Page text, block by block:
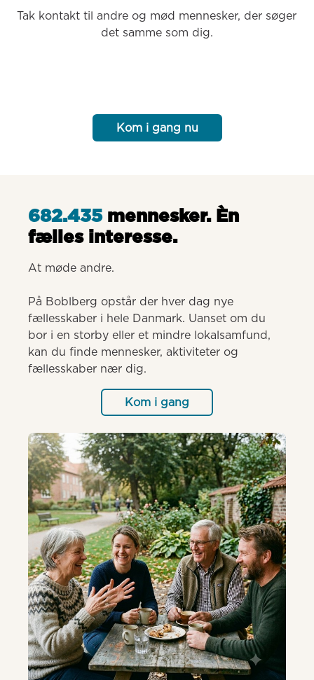
Tak kontakt til andre og mød mennesker, der søger
det samme som dig.
Kom i gang nu
682.435mennesker. Èn
fælles interesse.
At møde andre.
På Boblberg opstår der hver dag nye
fællesskaber i hele Danmark. Uanset om du
bor i en storby eller et mindre lokalsamfund,
kan du finde mennesker, aktiviteter og
fællesskaber nær dig.
Kom i gang